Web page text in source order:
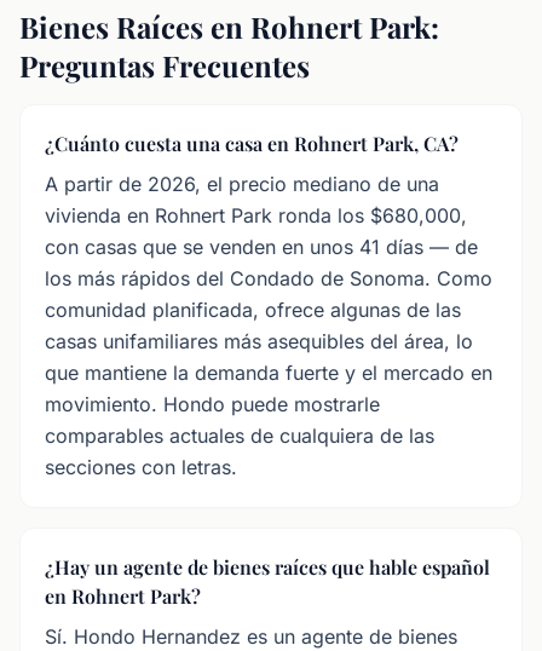
Bienes Raíces en Rohnert Park:
Preguntas Frecuentes
¿Cuánto cuesta una casa en Rohnert Park, CA?
A partir de 2026, el precio mediano de una
vivienda en Rohnert Park ronda los $680,000,
con casas que se venden en unos 41 días — de
los más rápidos del Condado de Sonoma. Como
comunidad planificada, ofrece algunas de las
casas unifamiliares más asequibles del área, lo
que mantiene la demanda fuerte y el mercado en
movimiento. Hondo puede mostrarle
comparables actuales de cualquiera de las
secciones con letras.
¿Hay un agente de bienes raíces que hable español
en Rohnert Park?
Sí. Hondo Hernandez es un agente de bienes